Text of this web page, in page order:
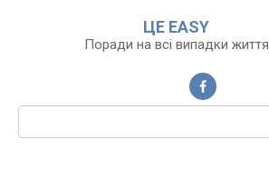
ЦЕ EASY
Поради на всі випадки життя
Пошук: